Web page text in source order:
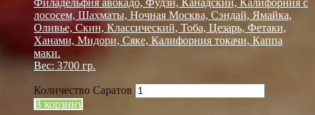
Филадельфия авокадо, Фудзи, Канадский, Калифорния с
лососем, Шахматы, Ночная Москва, Сэндай, Ямайка,
Оливье, Скин, Классический, Тоба, Цезарь, Фетаки,
Ханами, Мидори, Сяке, Калифорния токачи, Каппа
маки.
Вес: 3700 гр.
Количество Саратов
В корзину